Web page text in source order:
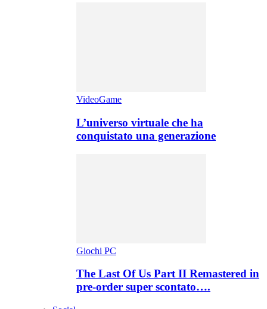
VideoGame
L’universo virtuale che ha
conquistato una generazione
Giochi PC
The Last Of Us Part II Remastered in
pre-order super scontato….